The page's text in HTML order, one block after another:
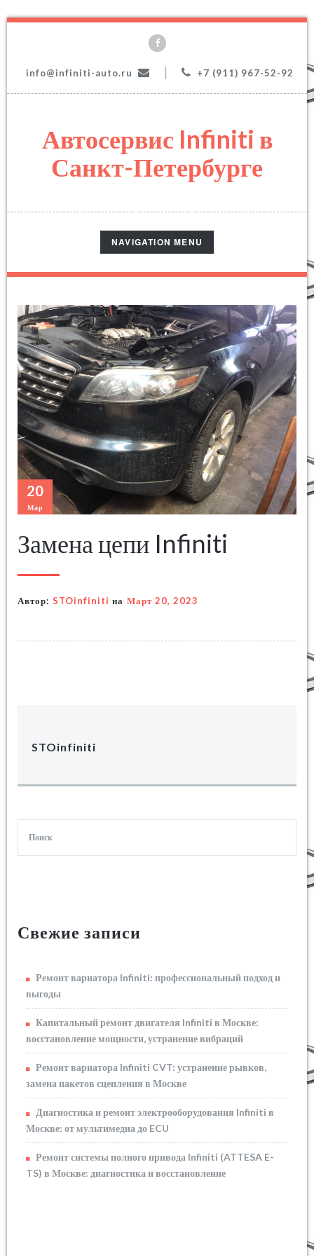
info@infiniti-auto.ru +7 (911) 967-52-92
Автосервис Infiniti в
Санкт-Петербурге
TOGGLE
NAVIGATION
NAVIGATION MENU
20
Мар
Замена цепи Infiniti
Автор: STOinfiniti на Март 20, 2023
STOinfiniti
Свежие записи
Ремонт вариатора Infiniti: профессиональный подход и
выгоды
Капитальный ремонт двигателя Infiniti в Москве:
восстановление мощности, устранение вибраций
Ремонт вариатора Infiniti CVT: устранение рывков,
замена пакетов сцепления в Москве
Диагностика и ремонт электрооборудования Infiniti в
Москве: от мультимедиа до ECU
Ремонт системы полного привода Infiniti (ATTESA E-
TS) в Москве: диагностика и восстановление